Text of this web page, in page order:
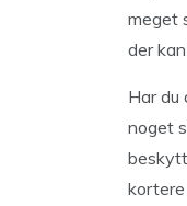
meget
der
Har du
noget